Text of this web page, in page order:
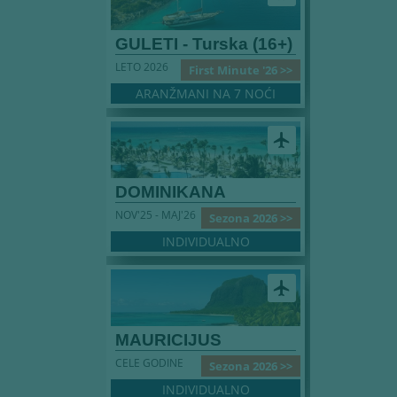
GULETI - Turska (16+)
First Minute '26 >>
LETO 2026
ARANŽMANI NA 7 NOĆI
airplanemode_active
DOMINIKANA
Sezona 2026 >>
NOV'25 - MAJ'26
INDIVIDUALNO
airplanemode_active
MAURICIJUS
Sezona 2026 >>
CELE GODINE
INDIVIDUALNO